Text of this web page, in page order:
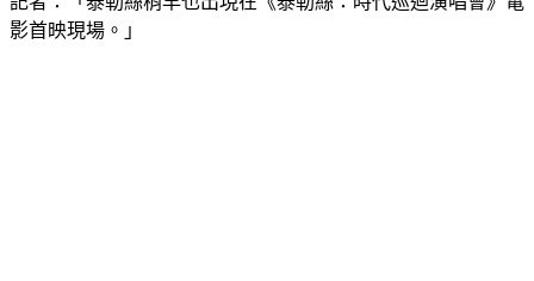
記者：「泰勒絲稍早也出現在《泰勒絲：時代巡迴演唱會》電